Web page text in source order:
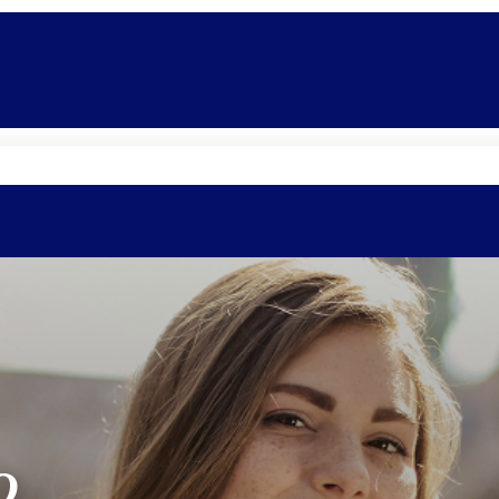
Escolas